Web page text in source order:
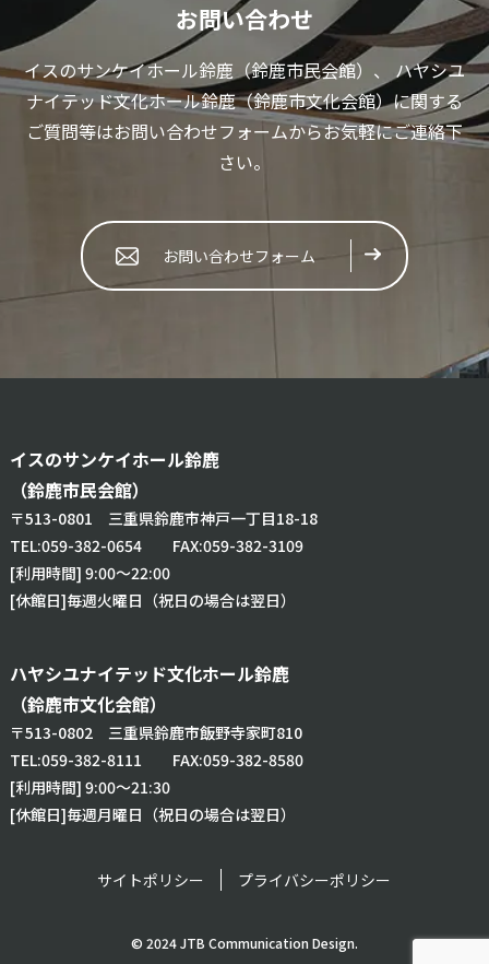
お問い合わせ
イスのサンケイホール鈴鹿（鈴鹿市民会館）、 ハヤシユ
ナイテッド文化ホール鈴鹿（鈴鹿市文化会館）に関する
ご質問等はお問い合わせフォームからお気軽にご連絡下
さい。
お問い合わせフォーム
イスのサンケイホール鈴鹿
（鈴鹿市民会館）
〒513-0801 三重県鈴鹿市神戸一丁目18-18
TEL:059-382-0654FAX:059-382-3109
[利用時間] 9:00～22:00
[休館日]毎週火曜日（祝日の場合は翌日）
ハヤシユナイテッド文化ホール鈴鹿
（鈴鹿市文化会館）
〒513-0802 三重県鈴鹿市飯野寺家町810
TEL:059-382-8111 FAX:059-382-8580
[利用時間] 9:00～21:30
[休館日]毎週月曜日（祝日の場合は翌日）
サイトポリシー プライバシーポリシー
© 2024 JTB Communication Design.